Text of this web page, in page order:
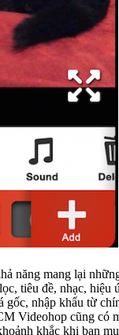
chí cả tiếng nói. Nếu bạn có
gốc, nhập khẩu từ
dừng.
khắc khi bạn